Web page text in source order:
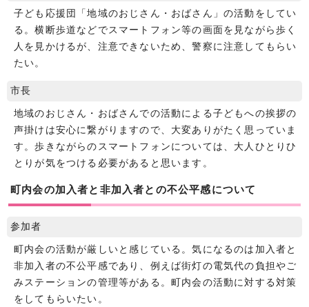
子ども応援団「地域のおじさん・おばさん」の活動をしてい
る。横断歩道などでスマートフォン等の画面を見ながら歩く
人を見かけるが、注意できないため、警察に注意してもらい
たい。
市長
地域のおじさん・おばさんでの活動による子どもへの挨拶の
声掛けは安心に繋がりますので、大変ありがたく思っていま
す。歩きながらのスマートフォンについては、大人ひとりひ
とりが気をつける必要があると思います。
町内会の加入者と非加入者との不公平感について
参加者
町内会の活動が厳しいと感じている。気になるのは加入者と
非加入者の不公平感であり、例えば街灯の電気代の負担やご
みステーションの管理等がある。町内会の活動に対する対策
をしてもらいたい。